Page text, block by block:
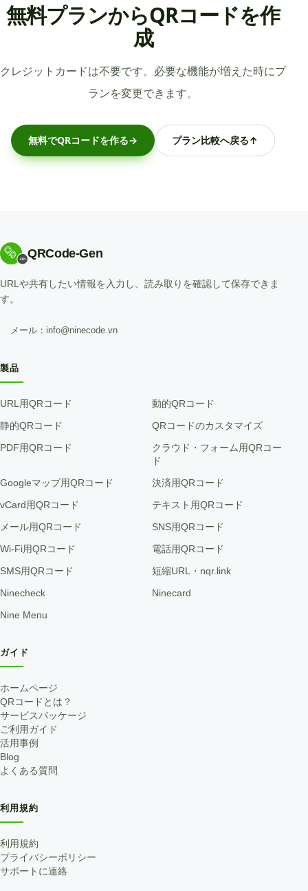
無料プランからQRコードを作
成
クレジットカードは不要です。必要な機能が増えた時にプ
ランを変更できます。
無料でQRコードを作る→ プラン比較へ戻る↑
QRCode-Gen
URLや共有したい情報を入力し、読み取りを確認して保存できま
す。
メール：info@ninecode.vn
製品
URL用QRコード 動的QRコード
静的QRコード QRコードのカスタマイズ
PDF用QRコード
クラウド・フォーム用QRコー
ド
Googleマップ用QRコード 決済用QRコード
vCard用QRコード テキスト用QRコード
メール用QRコード SNS用QRコード
Wi-Fi用QRコード 電話用QRコード
SMS用QRコード 短縮URL・nqr.link
Ninecheck Ninecard
Nine Menu
ガイド
ホームページ
QRコードとは？
サービスパッケージ
ご利用ガイド
活用事例
Blog
よくある質問
利用規約
利用規約
プライバシーポリシー
サポートに連絡